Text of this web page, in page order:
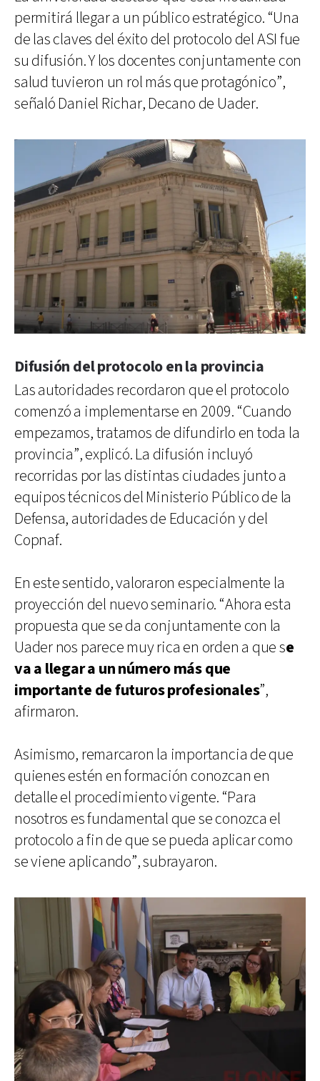
permitirá llegar a un público estratégico. “Una
de las claves del éxito del protocolo del ASI fue
su difusión. Y los docentes conjuntamente con
salud tuvieron un rol más que protagónico”,
señaló Daniel Richar, Decano de Uader.
Difusión del protocolo en la provincia
Las autoridades recordaron que el protocolo
comenzó a implementarse en 2009. “Cuando
empezamos, tratamos de difundirlo en toda la
provincia”, explicó. La difusión incluyó
recorridas por las distintas ciudades junto a
equipos técnicos del Ministerio Público de la
Defensa, autoridades de Educación y del
Copnaf.
En este sentido, valoraron especialmente la
proyección del nuevo seminario. “Ahora esta
propuesta que se da conjuntamente con la
Uader nos parece muy rica en orden a que se
va a llegar a un número más que
importante de futuros profesionales”,
afirmaron.
Asimismo, remarcaron la importancia de que
quienes estén en formación conozcan en
detalle el procedimiento vigente. “Para
nosotros es fundamental que se conozca el
protocolo a fin de que se pueda aplicar como
se viene aplicando”, subrayaron.